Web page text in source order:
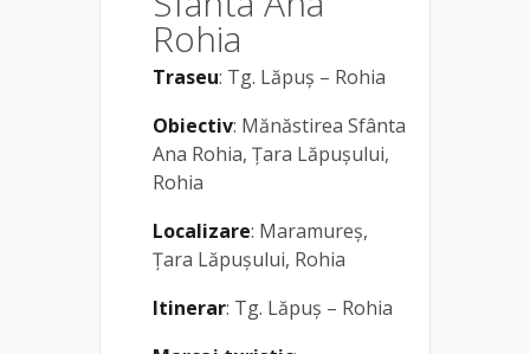
Rohia
Traseu: Tg. Lăpuș – Rohia
Obiectiv: Mănăstirea Sfânta
Ana Rohia, Țara Lăpușului,
Rohia
Localizare: Maramureș,
Țara Lăpușului, Rohia
Itinerar: Tg. Lăpuș – Rohia